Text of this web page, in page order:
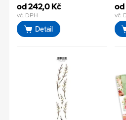
od 242,0 Kč
vč. DPH
Detail
od
vč.